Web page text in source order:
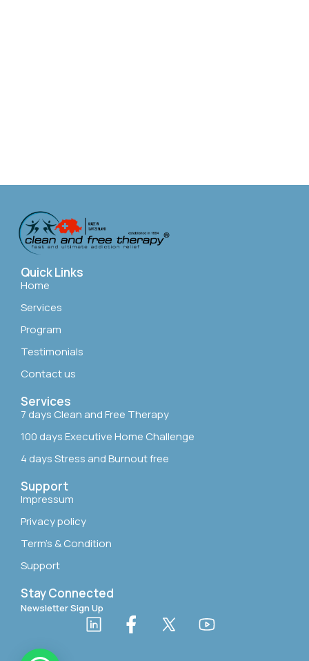
Quick Links
Home
Services
Program
Testimonials
Contact us
Services
7 days Clean and Free Therapy
100 days Executive Home Challenge
4 days Stress and Burnout free
Support
Impressum
Privacy policy
Term’s & Condition
Support
Stay Connected
Newsletter Sign Up